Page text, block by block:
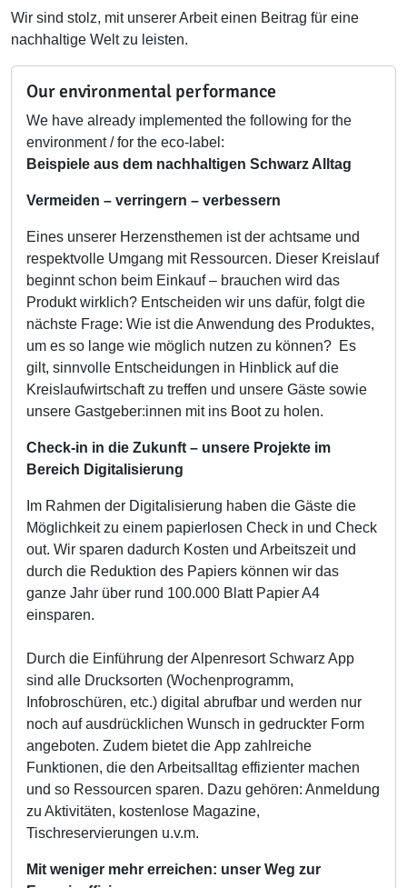
Wir sind stolz, mit unserer Arbeit einen Beitrag für eine
nachhaltige Welt zu leisten.
Our environmental performance
We have already implemented the following for the
environment / for the eco-label:
Beispiele aus dem nachhaltigen Schwarz Alltag
Vermeiden – verringern – verbessern
Eines unserer Herzensthemen ist der achtsame und
respektvolle Umgang mit Ressourcen. Dieser Kreislauf
beginnt schon beim Einkauf – brauchen wird das
Produkt wirklich? Entscheiden wir uns dafür, folgt die
nächste Frage: Wie ist die Anwendung des Produktes,
um es so lange wie möglich nutzen zu können? Es
gilt, sinnvolle Entscheidungen in Hinblick auf die
Kreislaufwirtschaft zu treffen und unsere Gäste sowie
unsere Gastgeber:innen mit ins Boot zu holen.
Check-in in die Zukunft – unsere Projekte im
Bereich Digitalisierung
Im Rahmen der Digitalisierung haben die Gäste die
Möglichkeit zu einem papierlosen Check in und Check
out. Wir sparen dadurch Kosten und Arbeitszeit und
durch die Reduktion des Papiers können wir das
ganze Jahr über rund 100.000 Blatt Papier A4
einsparen.
Durch die Einführung der Alpenresort Schwarz App
sind alle Drucksorten (Wochenprogramm,
Infobroschüren, etc.) digital abrufbar und werden nur
noch auf ausdrücklichen Wunsch in gedruckter Form
angeboten. Zudem bietet die App zahlreiche
Funktionen, die den Arbeitsalltag effizienter machen
und so Ressourcen sparen. Dazu gehören: Anmeldung
zu Aktivitäten, kostenlose Magazine,
Tischreservierungen u.v.m.
Mit weniger mehr erreichen: unser Weg zur